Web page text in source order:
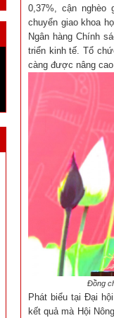
0,37%, cận
chuyển giao khoa
Ngân hàng Chính
triển kinh tế. Tổ
càng được nâng
Đồng
Phát biểu tại Đại
kết quả mà Hội